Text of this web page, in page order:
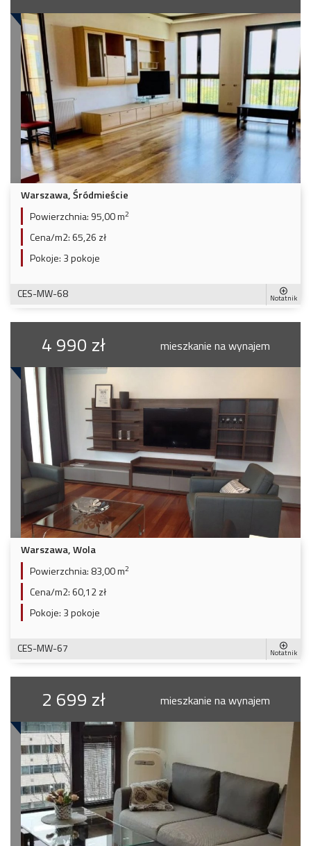
Warszawa, Śródmieście
Powierzchnia: 95,00 m2
Cena/m2:65,26 zł
Pokoje: 3 pokoje
CES-MW-68 Notatnik
4 990 zł mieszkanie na wynajem
Warszawa, Wola
Powierzchnia: 83,00 m2
Cena/m2:60,12 zł
Pokoje: 3 pokoje
CES-MW-67 Notatnik
2 699 zł mieszkanie na wynajem